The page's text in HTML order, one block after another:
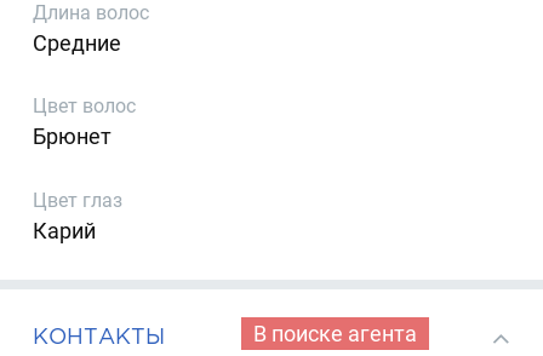
Длина волос
Средние
Цвет волос
Брюнет
Цвет глаз
Карий
КОНТАКТЫ В поиске агента